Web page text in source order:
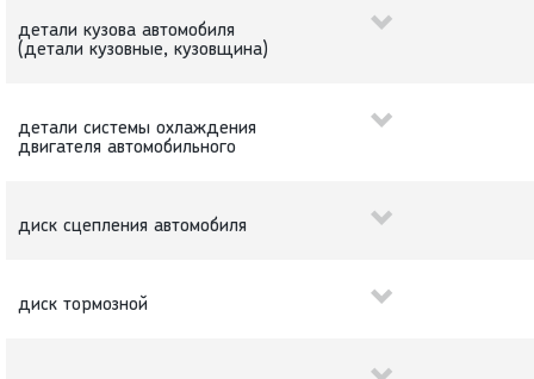
детали кузова автомобиля
(детали кузовные, кузовщина)
детали системы охлаждения
двигателя автомобильного
диск сцепления автомобиля
диск тормозной